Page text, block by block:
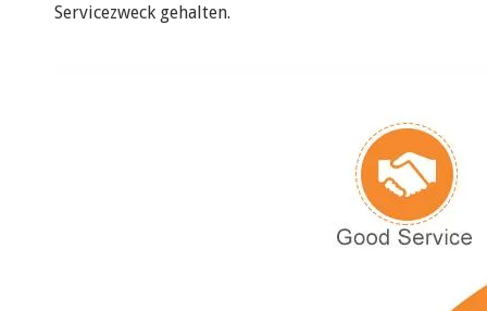
Servicezweck gehalten.